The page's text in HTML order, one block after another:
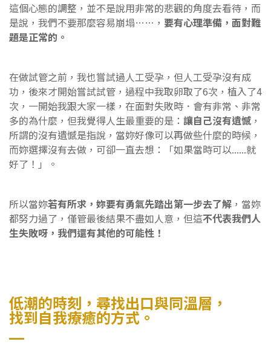
這個心態的調整，並不是說用非常的悲觀的角度去看待，而
是說，我們不要那麼容易崩塌……， 要有心理準備，面對難
題是正常的。
在做試管之前，我也嘗試過人工受孕，但人工受孕沒有成
功，後來才開始嘗試試管，過程中我取卵取了6次，植入了4
次，一開始我跟大家一樣，在面對失敗時．會有非常、非常
多的為什麼，但我覺得人生最重要的是： 讓自己沒有遺憾 ，
所謂的沒有遺憾是指說，當妳好像可以再做些什麼的時候，
而妳選擇沒有去做，可卻一直去想：「如果當時可以......就
好了！」。
所以當妳若有所求，妳要有勇氣先踏出第一步去了解 ，當妳
都努力過了，僅管最後結果不盡如人意，但這不代表我們人
生失敗呀，我們還有其他的可能性！
低潮的時刻，尋找出口與同溫層，
找到自我療癒的方式。